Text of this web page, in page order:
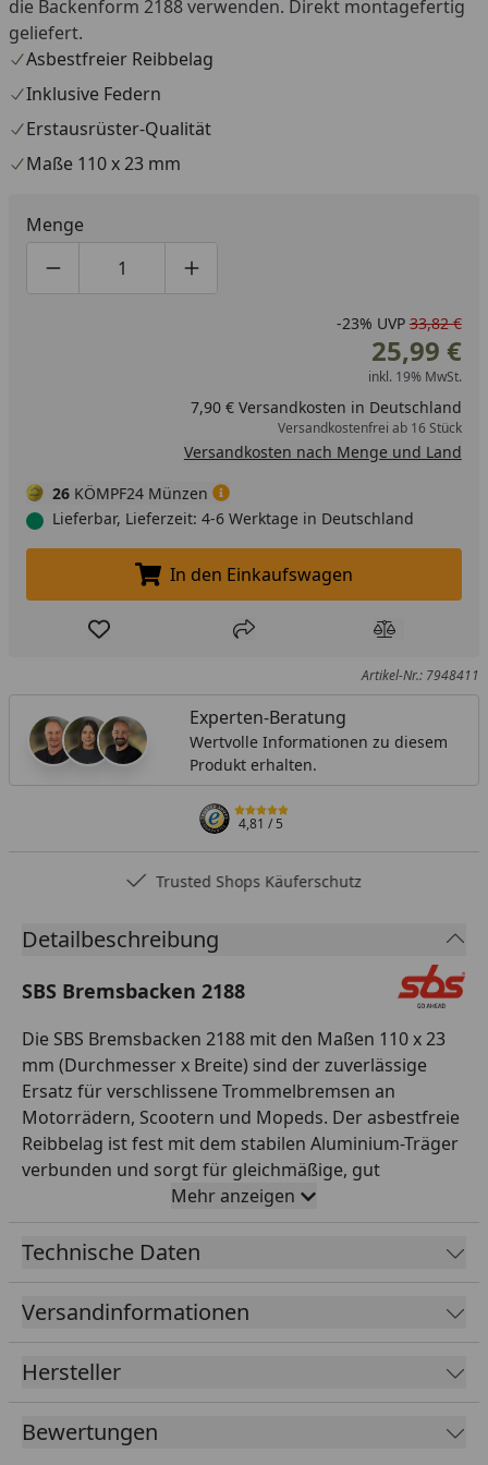
die Backenform 2188 verwenden. Direkt montagefertig
geliefert.
Asbestfreier Reibbelag
Inklusive Federn
Erstausrüster-Qualität
Maße 110 x 23 mm
Menge
Produktmenge um eins verringern
Produktmenge manuell eingeben
Produktmenge um eins erhöhen
-23% UVP 33,82 €
25,99 €
inkl. 19% MwSt.
7,90 € Versandkosten in Deutschland
Versandkostenfrei ab 16 Stück
Versandkosten nach Menge und Land
26 KÖMPF24 Münzen
Lieferbar, Lieferzeit: 4-6 Werktage in Deutschland
In den Einkaufswagen legen
In den Einkaufswagen
Produkt zur Wunschliste hinzufügen
Teilen Produkt
Artikel-Nr.: 7948411
Experten-Beratung
Wertvolle Informationen zu diesem
Produkt erhalten.
4,81/ 5
Trusted Shops Käuferschutz
Detailbeschreibung
SBS Bremsbacken 2188
Die SBS Bremsbacken 2188 mit den Maßen 110 x 23
mm (Durchmesser x Breite) sind der zuverlässige
Ersatz für verschlissene Trommelbremsen an
Motorrädern, Scootern und Mopeds. Der asbestfreie
Reibbelag ist fest mit dem stabilen Aluminium-Träger
verbunden und sorgt für gleichmäßige, gut
dosierbare Bremsleistung bei jedem Wetter –
inklusive der passenden Federn für die direkte
Montage. Wie alle SBS-Produkte werden auch die
exakt auf die jeweilige Bremstrommel abgestimmt.
SBS aus Dänemark entwickelt und fertigt seit 1964
weltweit führenden Spezialisten für Zweirad-
Bremstechnik – mit Erstausrüster-Qualität, eigener
Entwicklung und Fertigung in Europa sowie
Mehr anzeigen
Technische Daten
Versandinformationen
Hersteller
Bewertungen